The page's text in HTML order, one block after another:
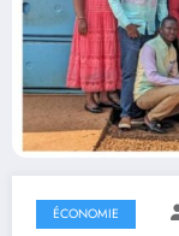
ÉCONOMIE